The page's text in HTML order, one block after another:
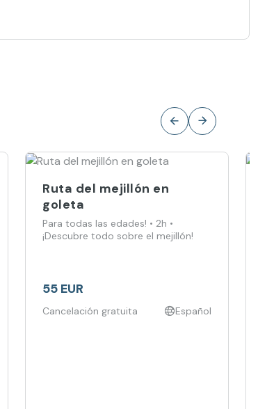
Ruta del mejillón en
goleta
Para todas las edades! • 2h •
¡Descubre todo sobre el mejillón!
55 EUR
Cancelación gratuita Español